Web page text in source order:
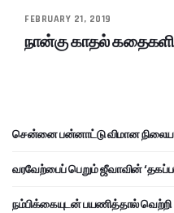
FEBRUARY 21, 2019
நான்கு காதல்
சென்னை பன்னாட்டு விமான
வரவேற்பைப் பெறும் ஜீவாவின்
நம்பிக்கையுடன் பயணித்தால் வெற்றி